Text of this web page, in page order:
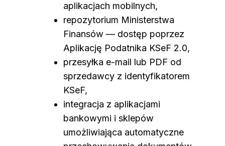
aplikacjach mobilnych,
repozytorium Ministerstwa
Finansów — dostęp poprzez
Aplikację Podatnika KSeF 2.0,
przesyłka e-mail lub PDF od
sprzedawcy z identyfikatorem
KSeF,
integracja z aplikacjami
bankowymi i sklepów
umożliwiająca automatyczne